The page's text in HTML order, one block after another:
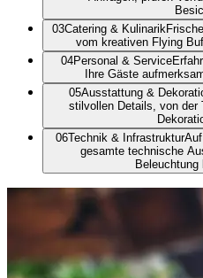
03Catering & Kulinarik
vom kreativen Flying
04Personal & Service
Ihre Gäste
05Ausstattung &
stilvollen Details, von der
06Technik & Infrastruktur
gesamte technische
Beleuchtung